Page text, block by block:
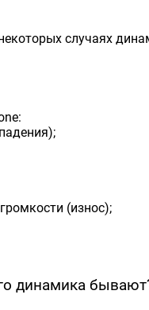
случаях
(износ);
динамика